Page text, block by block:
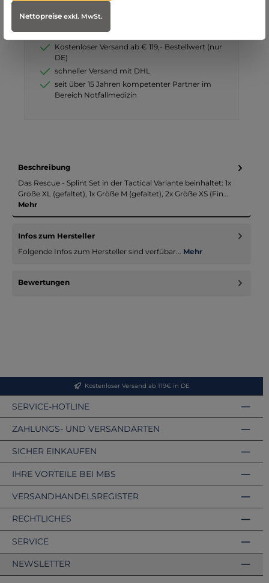
Ihre Vorteile bei MBS
Kostenloser Versand ab € 119,- Bestellwert (nur
DE)
schneller Versand mit DHL
seit über 15 Jahren kompetenter Partner im
Bereich Notfallmedizin
Beschreibung
Das Rescue - Splint Set in der Tactical Variante beinhaltet: 1x
Größe XL (gefaltet), 1x Größe M (gefaltet), 2x Größe XS (Fin…
Mehr
Infos zum Hersteller
Folgende Infos zum Hersteller sind verfübar... Mehr
Bewertungen
Kostenloser Versand ab 119€ in DE
SERVICE-HOTLINE
ZAHLUNGS- UND VERSANDARTEN
VERSANDHANDELSREGISTER
SICHER EINKAUFEN
IHRE VORTEILE BEI MBS
RECHTLICHES
SERVICE
NEWSLETTER
Nettopreiseexkl. MwSt.